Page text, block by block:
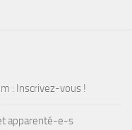
: Inscrivez-vous !
apparenté-e-s